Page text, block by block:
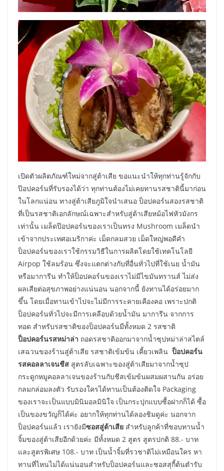
เปิดตัวผลิตภัณฑ์ใหม่จากสู่ต้าเสีย ขอแนะนำให้ทุกท่านรู้จักกับ
ป๊อปคอร์นที่รับรองได้ว่า ทุกท่านต้องไม่เคยทานรสชาตินี้มาก่อน
ในโลกแน่อน ทางสู่ต้าเสียภูมิใจนำเสนอ ป็อปคอร์นสองรสชาติ
ที่เป็นรสชาติเอกลักษณ์เฉพาะสำหรับสู่ต้าเสียหม้อไฟหัวมังกร
เท่านั้น เมล็ดป๊อปคอร์นของเราเป็นทรง Mushroom เมล็ดนำ
เข้าจากประเทศอเมริกาค่ะ เม็ดกลมสวย เม็ดใหญ่พอดีคำ
ป็อปคอร์นของเราใช้กรรมวิธีในการผลิตโดยใช้เทคโนโลยี
Airpop ใช้ลมร้อน ซึ่งจะแตกต่างกับที่อื่นทั่วไปที่ใช้เนย น้ำมัน
หรือมาการีน ทำให้ป็อปคอร์นของเราไม่มีไขมันทรานส์ ไม่ส่ง
ผลเสียต่อสุขภาพอย่างแน่นอน นอกจากนี้ ยังทานได้อร่อยมาก
ขึ้น โดยเมื่อทานเข้าไปจะไม่มีการระคายเคืองคอ เพราะปกติ
ป็อปคอร์นทั่วไปจะมีการเคลือบด้วยน้ำมัน มาการีน จากการ
ทอด สำหรับรสชาติของป็อปคอร์นมีทั้งหมด 2 รสชาติ
ป็อปคอร์นรสหม่าล่า ถอดรสชาติออกมาจากน้ำซุปหม่าล่าสไตล์
เสฉวนของร้านสู่ต้าเสีย รสชาติเข้มข้น เคี้ยวเพลิน ป็อปคอร์น
รสคอลลาเจนชีส สูตรลับเฉพาะของสู่ต้าเสียมาจากน้ำซุป
กระดูกหมูคอลลาเจนของร้านกับชีสเข้มข้นผสมผสานกัน อร่อย
กลมกล่อมลงตัว รับรองใครได้ทานเป็นต้องติดใจ Packaging
ของเราจะเป็นแบบมินิมอลมินิใจ เป็นกระปุกแบบซื้อฝากก็ได้ ซื้อ
เป็นของขวัญก็ได้ค่ะ อยากให้ทุกท่านได้ลองชิมดูค่ะ นอกจาก
ป็อปคอร์นแล้ว เรายังมีซอสสู่ต้าเสีย สำหรับลูกค้าที่ชอบทานน้ำ
จิ้มของสู่ต้าเสียอีกด้วยค่ะ มีทั้งหมด 2 สูตร สูตรปกติ 88.- บาท
และสูตรพิเศษ 108.- บาท เป็นน้ำจิ้มที่รวชาติไม่เหมือนใคร หา
ทานที่ไหนไม่ได้แน่นอนสำหรับป็อปคอร์นและซอสสุกี้ต้นตำรับ